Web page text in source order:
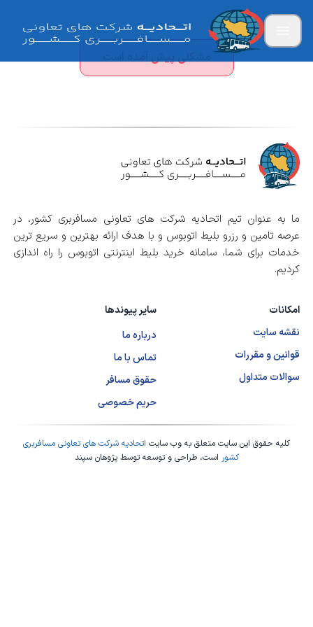
مشکلی پیش آمده است
ما به عنوان تیم اتحادیه شرکت های تعاونی مسافربری کشور، در
عرصه تامین و رزرو بلیط اتوبوس و با هدف ارائه بهترین و سریع ترین
خدمات برای شما، سامانه خرید بلیط اینترنتی اتوبوس را راه اندازی
کردیم.
امکانات
نقشه سایت
قوانین و مقررات
سوالات متداول
سایر پیوندها
درباره ما
تماس با ما
حقوق مسافر
حریم خصوصی
کلیه حقوق این سایت متعلق به وب سایت اتحادیه شرکت های تعاونی مسافربری
کشور است، طراحی و توسعه توسطپژوهان سپند